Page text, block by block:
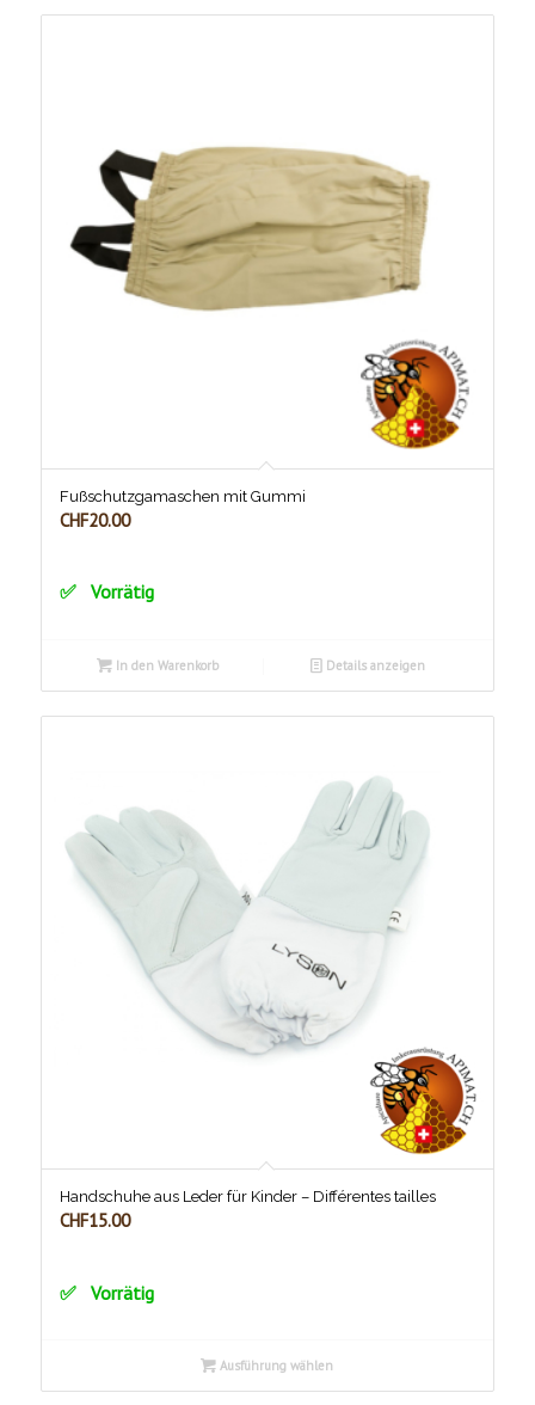
Fußschutzgamaschen mit Gummi
CHF20.00
Vorrätig
In den Warenkorb Details anzeigen
Handschuhe aus Leder für Kinder – Différentes tailles
CHF15.00
Vorrätig
Ausführung wählen